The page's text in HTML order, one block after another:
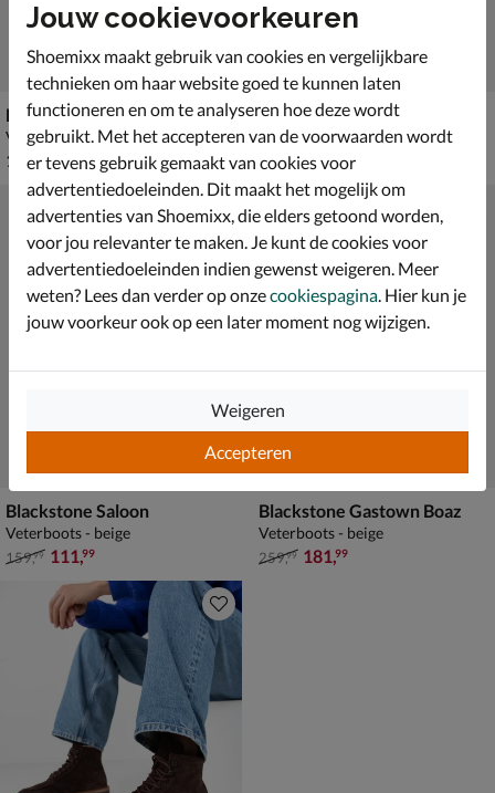
Blackstone
Veterboots - beige
€ 159,99
159,99
Blackstone Ruby Eero
Veterboots - bruin
€ 169,99
169,99
Blackstone Saloon
Veterboots - beige
van € 159,99 voor € 111,99
159,99 111,99
Blackstone Gastown Boaz
Veterboots - beige
van € 259,99 voor € 181,99
259,99 181,99
Jouw cookievoorkeuren
Shoemixx maakt gebruik van cookies en vergelijkbare
technieken om haar website goed te kunnen laten
functioneren en om te analyseren hoe deze wordt
gebruikt. Met het accepteren van de voorwaarden wordt
er tevens gebruik gemaakt van cookies voor
advertentiedoeleinden. Dit maakt het mogelijk om
advertenties van Shoemixx, die elders getoond worden,
voor jou relevanter te maken. Je kunt de cookies voor
advertentiedoeleinden indien gewenst weigeren. Meer
weten? Lees dan verder op onzecookiespagina. Hier kun je
jouw voorkeur ook op een later moment nog wijzigen.
Accepteren
Weigeren